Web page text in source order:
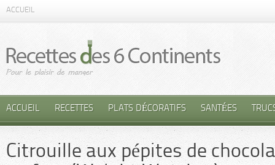
ACCUEIL
ACCUEIL RECETTES PLATS DÉCORATIFS SANTÉES
Citrouille aux pépites de